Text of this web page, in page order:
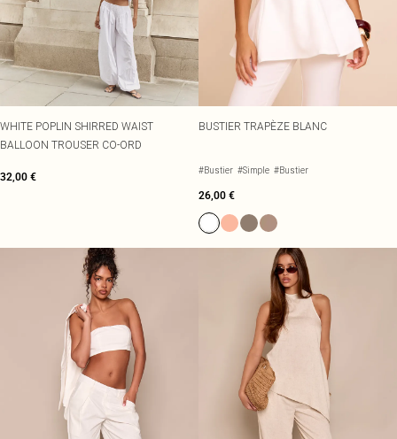
WHITE POPLIN SHIRRED WAIST
BALLOON TROUSER CO-ORD
32,00 €
BUSTIER TRAPÈZE BLANC
#Bustier #Simple #Bustier
26,00 €